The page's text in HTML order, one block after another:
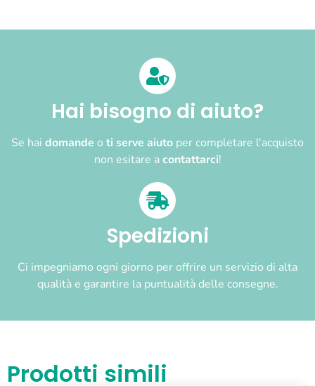
Hai bisogno di aiuto?
Se hai domande o ti serve aiuto per completare l'acquisto
non esitare acontattarci!
Spedizioni
Ci impegniamo ogni giorno per offrire un servizio di alta
qualità e garantire la puntualità delle consegne.
Prodotti simili